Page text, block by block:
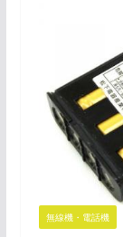
無線機・電話機